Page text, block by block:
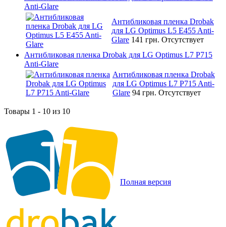
Anti-Glare
Антибликовая пленка Drobak
для LG Optimus L5 E455 Anti-
Glare 141 грн. Отсутствует
Антибликовая пленка Drobak для LG Optimus L7 P715
Anti-Glare
Антибликовая пленка Drobak
для LG Optimus L7 P715 Anti-
Glare 94 грн. Отсутствует
Товары 1 - 10 из 10
Полная версия